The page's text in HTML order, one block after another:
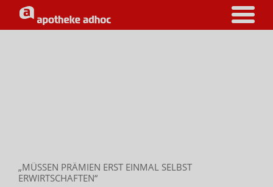
„MÜSSEN PRÄMIEN ERST EINMAL SELBST
ERWIRTSCHAFTEN“